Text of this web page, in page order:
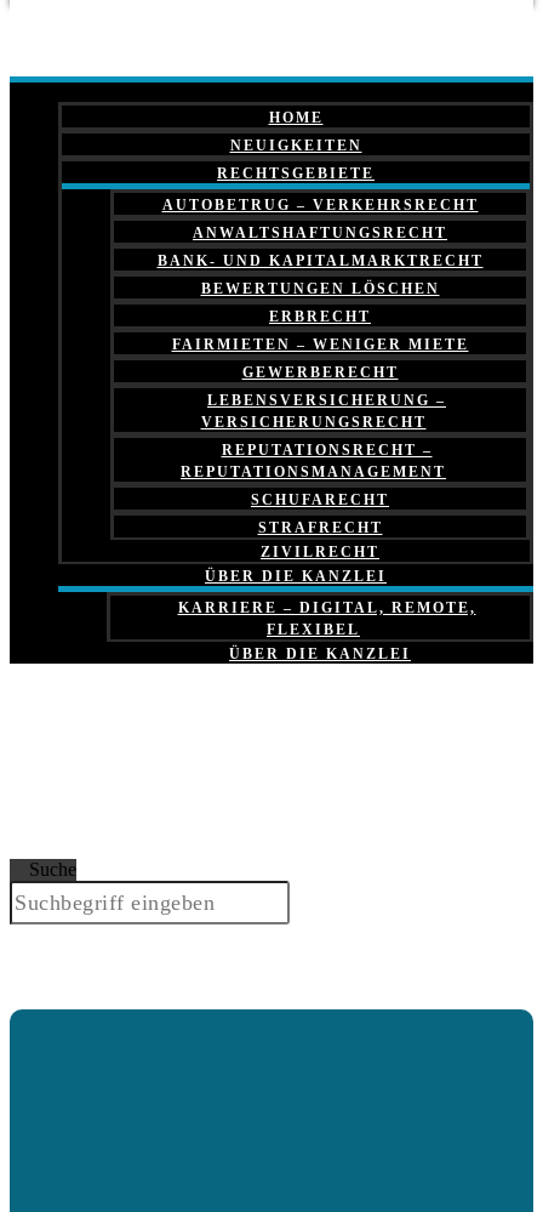
HOME
NEUIGKEITEN
RECHTSGEBIETE
AUTOBETRUG – VERKEHRSRECHT
ANWALTSHAFTUNGSRECHT
BANK- UND KAPITALMARKTRECHT
BEWERTUNGEN LÖSCHEN
ERBRECHT
FAIRMIETEN – WENIGER MIETE
GEWERBERECHT
LEBENSVERSICHERUNG –
VERSICHERUNGSRECHT
REPUTATIONSRECHT –
REPUTATIONSMANAGEMENT
SCHUFARECHT
STRAFRECHT
ZIVILRECHT
ÜBER DIE KANZLEI
KARRIERE – DIGITAL, REMOTE,
FLEXIBEL
ÜBER DIE KANZLEI
Suche